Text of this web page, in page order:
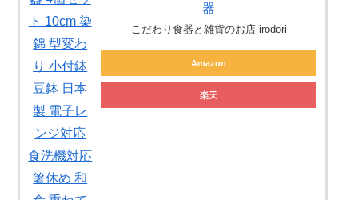
器
こだわり食器と雑貨のお店 irodori
Amazon
楽天